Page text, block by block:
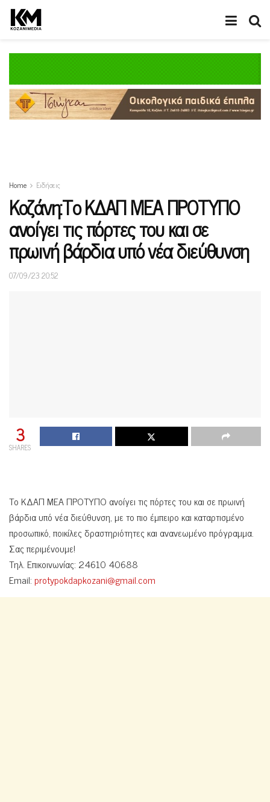
Home Ειδήσεις
Κοζάνη:Το ΚΔΑΠ ΜΕΑ ΠΡΟΤΥΠΟ
ανοίγει τις πόρτες του και σε
πρωινή βάρδια υπό νέα διεύθυνση
07/09/23 20:52
3
SHARES
Το ΚΔΑΠ ΜΕΑ ΠΡΟΤΥΠΟ ανοίγει τις πόρτες του και σε πρωινή
βάρδια υπό νέα διεύθυνση, με το πιο έμπειρο και καταρτισμένο
προσωπικό, ποικίλες δραστηριότητες και ανανεωμένο πρόγραμμα.
Σας περιμένουμε!
Τηλ. Επικοινωνίας: 24610 40688
Email:protypokdapkozani@gmail.com